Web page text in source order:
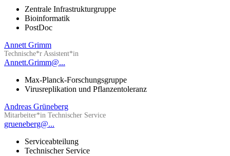
Zentrale Infrastrukturgruppe
Bioinformatik
PostDoc
Annett Grimm
Technische*r Assistent*in
Annett.Grimm@...
Max-Planck-Forschungsgruppe
Virusreplikation und Pflanzentoleranz
Andreas Grüneberg
Mitarbeiter*in Technischer Service
grueneberg@...
Serviceabteilung
Technischer Service